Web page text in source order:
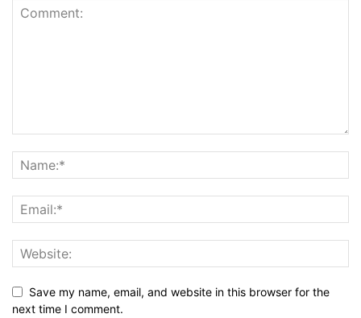
Save my name, email, and website in this browser for the
next time I comment.